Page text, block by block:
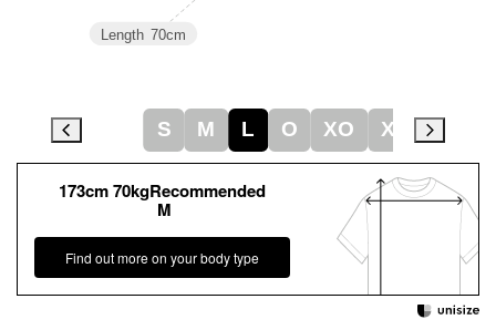
173cm 70kgRecommended
M
Find out more on your body type
Length 70cm
S M L O XO XA